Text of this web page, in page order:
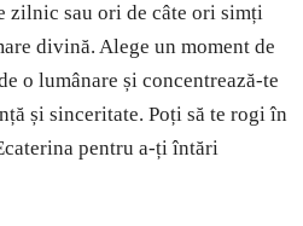
zilnic sau ori de câte ori simți
divină. Alege un moment de
o lumânare și concentrează-te
și sinceritate. Poți să te rogi în
pentru a-ți întări